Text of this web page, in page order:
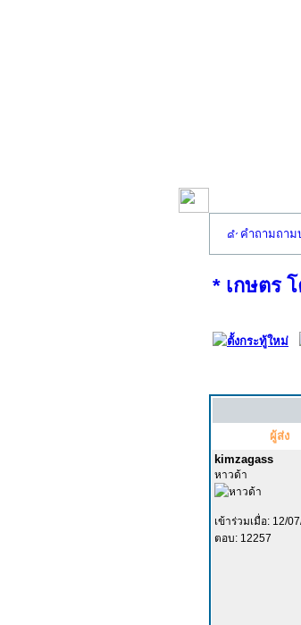
คำถามถาม
* เกษตร
ผู้ส่ง
kimzagass
หาวด้า
เข้าร่วมเมื่อ: 12/
ตอบ: 12257